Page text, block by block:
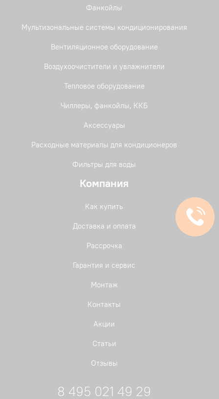
Фанкойлы
Мультизональные системы кондиционирования
Вентиляционное оборудование
Воздухоочистители и увлажнители
Тепловое оборудование
Чиллеры, фанкойлы, ККБ
Аксессуары
Расходные материалы для кондиционеров
Фильтры для воды
Компания
Как купить
Доставка и оплата
Рассрочка
Гарантия и сервис
Монтаж
Контакты
Акции
Статьи
Отзывы
8 495 021 49 29